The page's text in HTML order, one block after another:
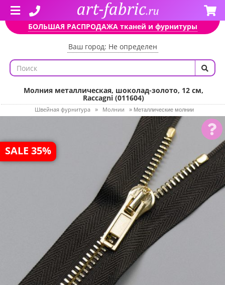
БОЛЬШАЯ РАСПРОДАЖА тканей и фурнитуры
Ваш город: Не определен
Молния металлическая, шоколад-золото, 12 см,
Raccagni (011604)
Швейная фурнитура » Молнии » Металлические молнии
SALE 35%